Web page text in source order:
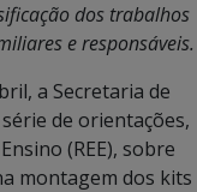
dos trabalhos
e responsáveis.
a Secretaria de
de orientações,
(REE), sobre
montagem dos kits